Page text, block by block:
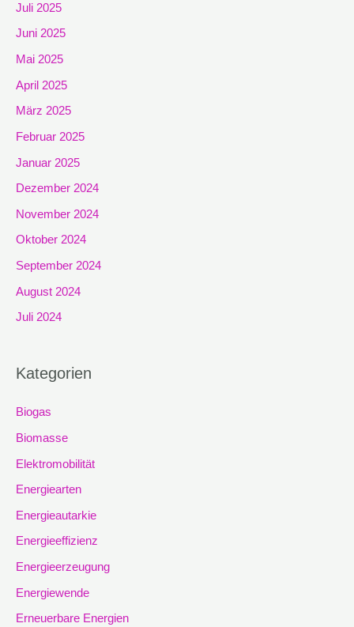
Juli 2025
Juni 2025
Mai 2025
April 2025
März 2025
Februar 2025
Januar 2025
Dezember 2024
November 2024
Oktober 2024
September 2024
August 2024
Juli 2024
Kategorien
Biogas
Biomasse
Elektromobilität
Energiearten
Energieautarkie
Energieeffizienz
Energieerzeugung
Energiewende
Erneuerbare Energien